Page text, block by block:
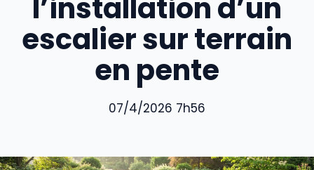
l’installation d’un
escalier sur terrain
en pente
07/4/2026 7h56